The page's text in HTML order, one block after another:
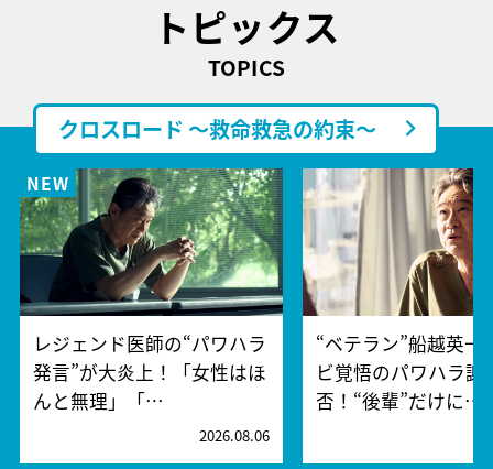
トピックス
TOPICS
クロスロード ～救命救急の約束～
レジェンド医師の“パワハラ
発言”が大炎上！「女性はほ
んと無理」「…
2026.08.06
“ベテラン”船越英一
ビ覚悟のパワハラ謝
否！“後輩”だけに…